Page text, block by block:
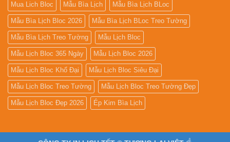
Mua Lich Bloc Mẫu Bìa Lịch Mẫu Bìa Lịch BLoc
Mẫu Bìa Lịch Bloc 2026 Mẫu Bìa Lịch BLoc Treo Tường
Mẫu Bìa Lịch Treo Tường Mẫu Lịch Bloc
Mẫu Lịch Bloc 365 Ngày Mẫu Lịch Bloc 2026
Mẫu Lịch Bloc Khổ Đại Mẫu Lịch Bloc Siêu Đại
Mẫu Lịch Bloc Treo Tường Mẫu Lịch Bloc Treo Tường Đẹp
Mẫu Lịch Bloc Đẹp 2026 Ép Kim Bìa Lịch